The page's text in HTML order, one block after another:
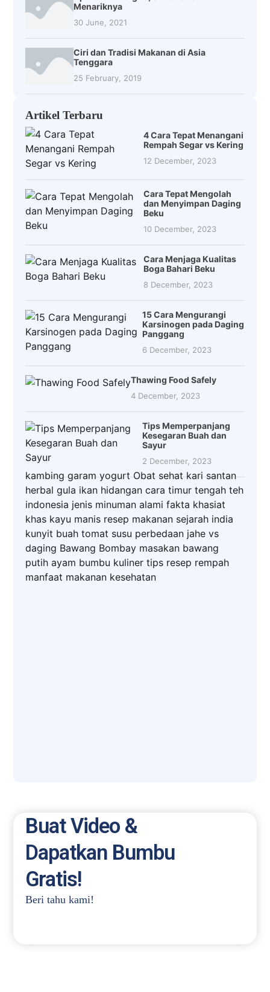
Menariknya
30 June, 2021
Ciri dan Tradisi Makanan di Asia
Tenggara
25 February, 2019
Artikel Terbaru
4 Cara Tepat Menangani
Rempah Segar vs Kering
12 December, 2023
Cara Tepat Mengolah
dan Menyimpan Daging
Beku
10 December, 2023
Cara Menjaga Kualitas
Boga Bahari Beku
8 December, 2023
15 Cara Mengurangi
Karsinogen pada Daging
Panggang
6 December, 2023
Thawing Food Safely
4 December, 2023
Tips Memperpanjang
Kesegaran Buah dan
Sayur
2 December, 2023
kambing garam yogurt Obat sehat kari santan
herbal gula ikan hidangan cara timur tengah teh
indonesia jenis minuman alami fakta khasiat
khas kayu manis resep makanan sejarah india
kunyit buah tomat susu perbedaan jahe vs
daging Bawang Bombay masakan bawang
putih ayam bumbu kuliner tips resep rempah
manfaat makanan kesehatan
Buat Video &
Dapatkan Bumbu
Gratis!
Beri tahu kami!